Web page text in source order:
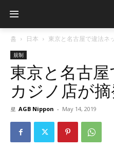
홈 日本 東京と名古屋で違法ネ
規制
東京と名古
カジノ店が
로 AGB Nippon - May 14, 2019